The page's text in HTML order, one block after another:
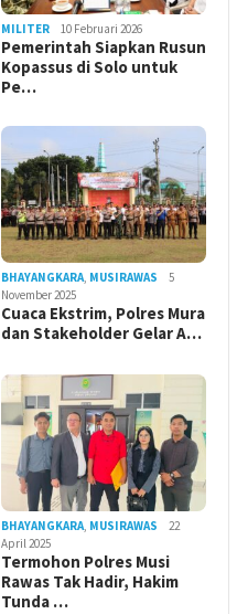
MILITER 10 Februari 2026
Pemerintah Siapkan Rusun
Kopassus di Solo untuk
Pe…
BHAYANGKARA, MUSIRAWAS
5
November 2025
Cuaca Ekstrim, Polres Mura
dan Stakeholder Gelar A…
BHAYANGKARA, MUSIRAWAS
22
April 2025
Termohon Polres Musi
Rawas Tak Hadir, Hakim
Tunda …